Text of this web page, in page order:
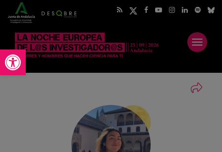
Abrir barra de herramientas
Abrir
menú